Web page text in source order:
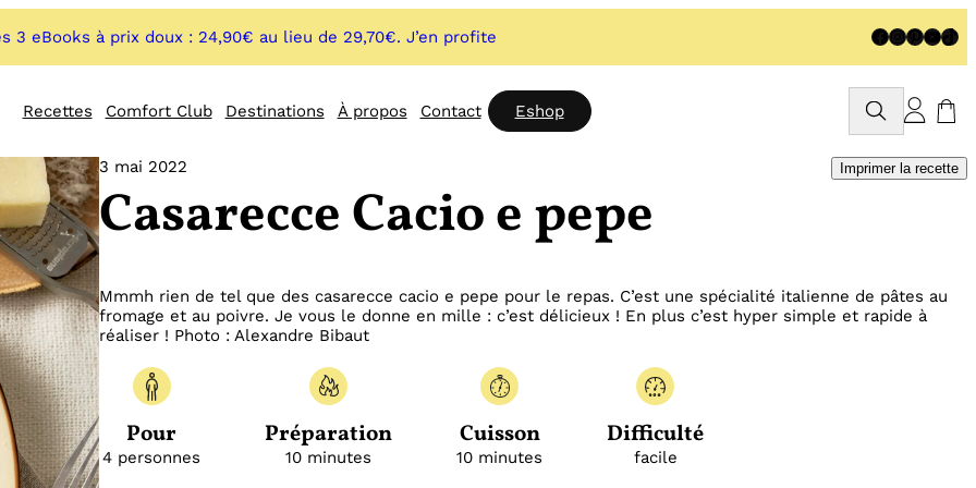
3 eBooks à prix doux : 24,90€ au lieu de 29,70€. J’en profite Facebook
Instagram
Recettes Comfort Club Destinations À propos Contact Eshop
Rechercher
3 mai 2022 Imprimer la recette
Casarecce Cacio e pepe
Mmmh rien de tel que des casarecce cacio e pepe pour le repas. C’est une spécialité italienne de pâtes au
fromage et au poivre. Je vous le donne en mille : c’est délicieux ! En plus c’est hyper simple et rapide à
réaliser ! Photo : Alexandre Bibaut
Pour
4 personnes
Préparation
10 minutes
Cuisson
10 minutes
Difficulté
facile